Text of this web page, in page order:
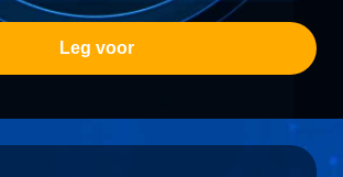
Leg voor